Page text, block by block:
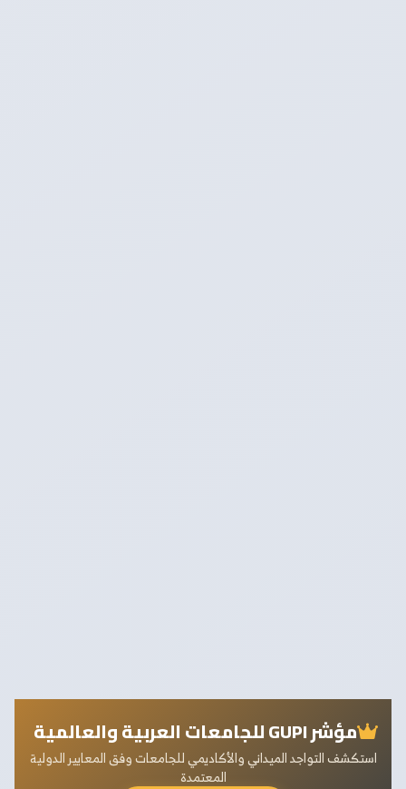
مؤشر GUPI للجامعات العربية والعالمية
استكشف التواجد الميداني والأكاديمي للجامعات وفق المعايير الدولية
المعتمدة